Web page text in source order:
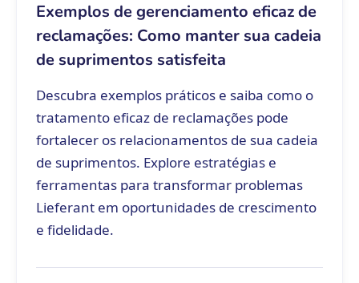
Exemplos de gerenciamento eficaz de
reclamações: Como manter sua cadeia
de suprimentos satisfeita
Descubra exemplos práticos e saiba como o
tratamento eficaz de reclamações pode
fortalecer os relacionamentos de sua cadeia
de suprimentos. Explore estratégias e
ferramentas para transformar problemas
Lieferant em oportunidades de crescimento
e fidelidade.